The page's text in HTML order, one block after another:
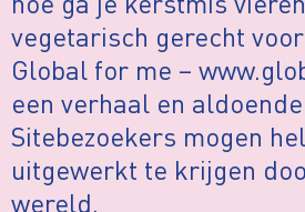
vegetarisch gerecht
Global for me –
een verhaal en
Sitebezoekers mogen
uitgewerkt te krijgen
wereld.